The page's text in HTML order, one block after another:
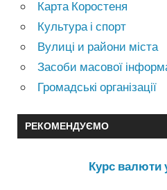
Карта Коростеня
Культура і спорт
Вулиці и райони міста
Засоби масової
Громадські організації
РЕКОМЕНДУЄМО
Курс валюти